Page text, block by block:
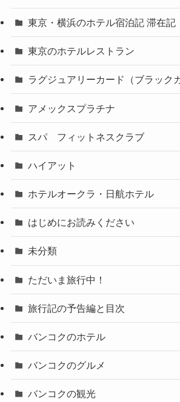
東京・横浜のホテル宿泊記 滞在記
東京のホテルレストラン
ラグジュアリーカード（ブラック
アメックスプラチナ
スパ フィットネスクラブ
ハイアット
ホテルオークラ・日航ホテル
はじめにお読みください
未分類
ただいま旅行中！
旅行記の予告編と目次
バンコクのホテル
バンコクのグルメ
バンコクの観光